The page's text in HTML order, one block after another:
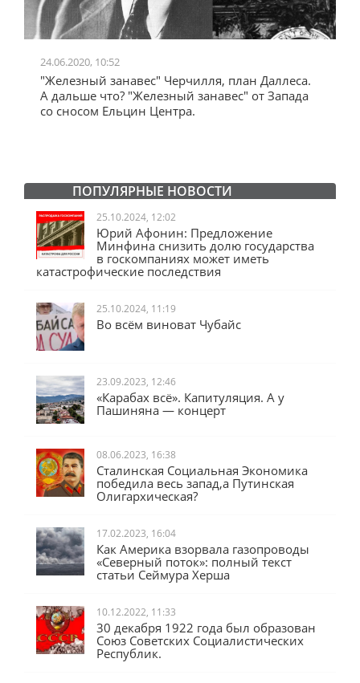
24.06.2020, 10:52
"Железный занавес" Черчилля, план Даллеса.
А дальше что? "Железный занавес" от Запада
со сносом Ельцин Центра.
ПОПУЛЯРНЫЕ НОВОСТИ
25.10.2024, 12:02
Юрий Афонин: Предложение
Минфина снизить долю государства
в госкомпаниях может иметь
катастрофические последствия
25.10.2024, 11:19
Во всём виноват Чубайс
23.09.2023, 12:46
«Карабах всё». Капитуляция. А у
Пашиняна — концерт
08.06.2023, 16:38
Сталинская Социальная Экономика
победила весь запад,а Путинская
Олигархическая?
17.02.2023, 16:04
Как Америка взорвала газопроводы
«Северный поток»: полный текст
статьи Сеймура Херша
10.12.2022, 11:33
30 декабря 1922 года был образован
Союз Советских Социалистических
Республик.